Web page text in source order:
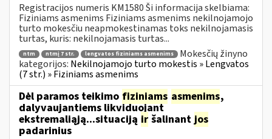
Registracijos numeris KM1580 Ši informacija skelbiama:
Fiziniams asmenims Fiziniams asmenims nekilnojamojo
turto mokesčiu neapmokestinamas toks nekilnojamasis
turtas, kuris: nekilnojamasis turtas...
ntm ntmį 7 str. lengvatos fiziniams asmenims
Mokesčių žinyno
kategorijos: Nekilnojamojo turto mokestis » Lengvatos
(7 str.) » Fiziniams asmenims
Dėl paramos teikimo fiziniams asmenims,
dalyvaujantiems likviduojant
ekstremaliąją...situaciją ir šalinant jos
padarinius